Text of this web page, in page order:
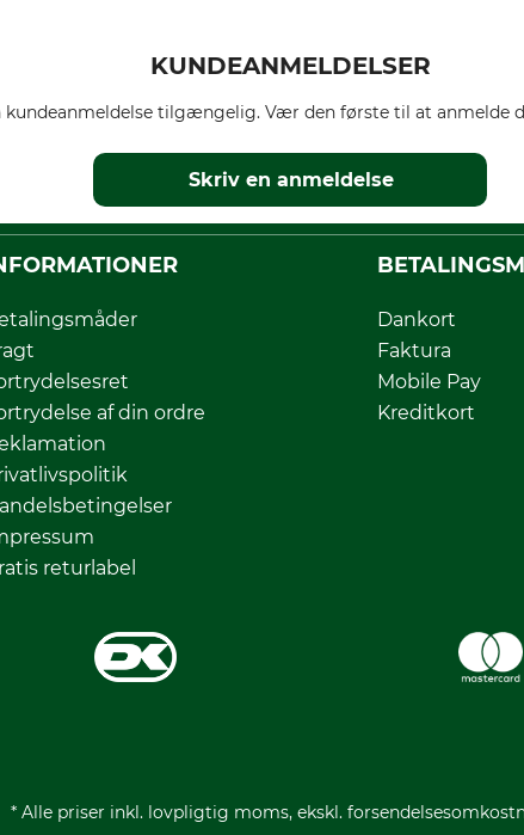
KUNDEANMELDELSER
kundeanmeldelse tilgængelig. Vær den første til at anmelde
Skriv en anmeldelse
af din ordre
returlabel
Dankort
Faktura
Mobile Pay
Kreditkort
* Alle priser inkl. lovpligtig moms, ekskl.